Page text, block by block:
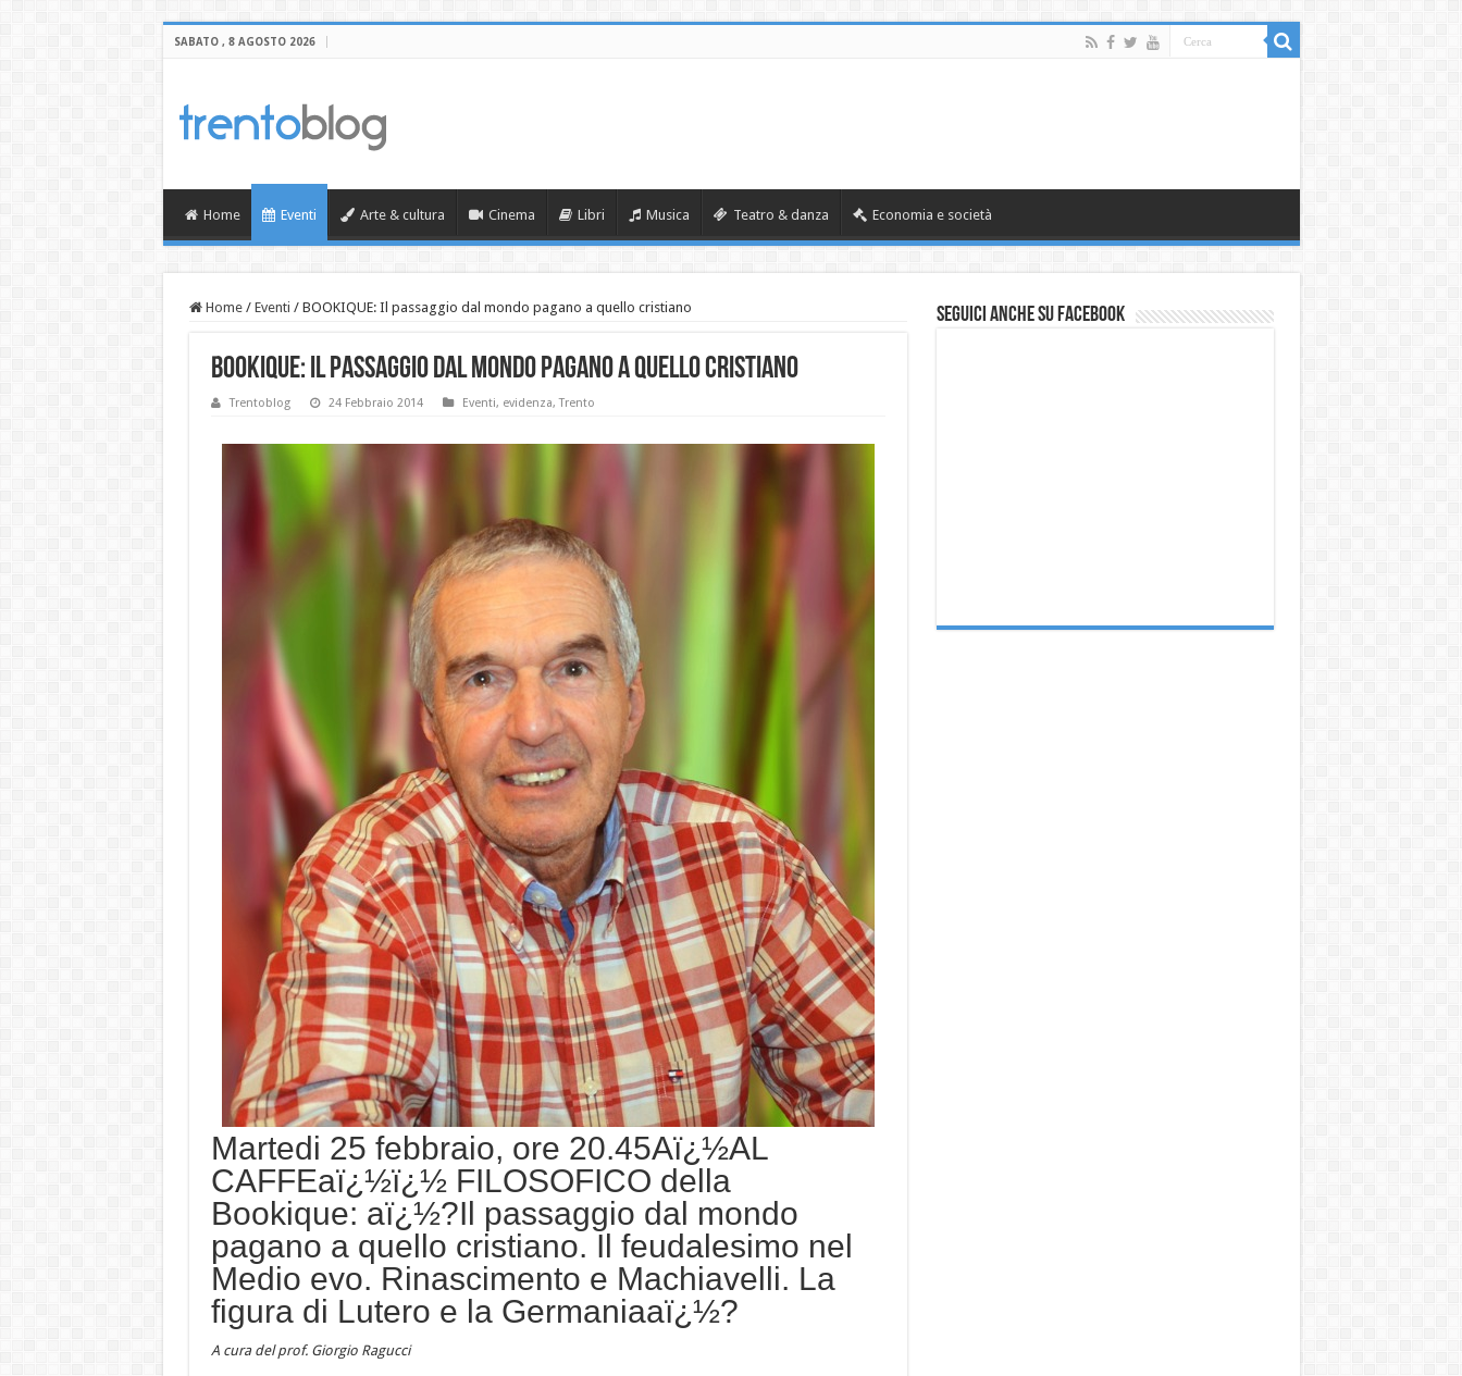
SABATO , 8 AGOSTO 2026
Home Eventi Arte & cultura Cinema Libri Musica Teatro & danza Economia e società
Home / Eventi / BOOKIQUE: Il passaggio dal mondo pagano a quello cristiano
BOOKIQUE: Il passaggio dal mondo pagano a quello cristiano
Trentoblog 24 Febbraio 2014 Eventi, evidenza,Trento
Martedi 25 febbraio, ore 20.45Aï¿½AL
CAFFEaï¿½ï¿½ FILOSOFICO della
Bookique: aï¿½?Il passaggio dal mondo
pagano a quello cristiano. Il feudalesimo nel
Medio evo. Rinascimento e Machiavelli. La
figura di Lutero e la Germaniaaï¿½?
A cura del prof. Giorgio Ragucci
Seguici anche su Facebook